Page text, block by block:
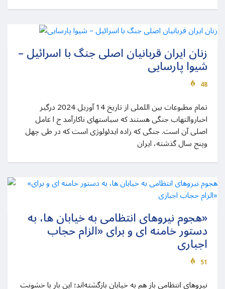
زنان ایران قربانیان اصلی جنگ با اسرائیل –
شیوا پارسایی
48
تمام مطبوعات بین اللملی از تاریخ 14 آوریل 2024 درگیر
اخباروالتهاب جنگی هستند که سیاستهای ناکارآمد ج ا عامل
اصلی آن است. جنگی که زاده ایدئولوژی است که در طی چهل
وپنج سال گذشته، ایران
«هجوم نیروهای انتظامی به خیابان ها، به
دستور خامنه ای و برای «الزام حجاب
اجباری
51
نیروهای انتظامی باز هم به خیابان بازگشته‌اند؛ این بار با خشونت